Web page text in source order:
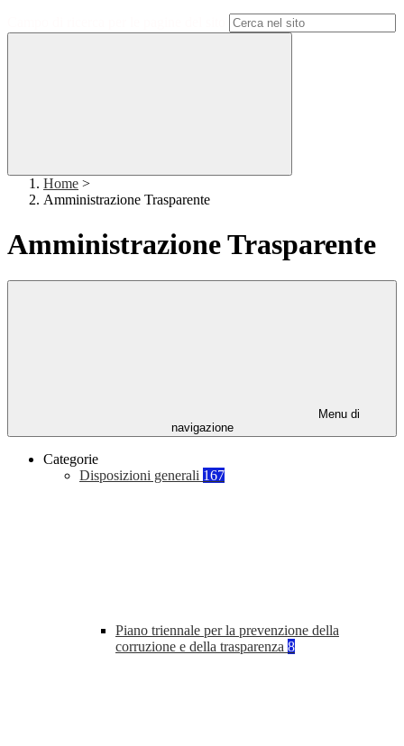
Home >
Amministrazione Trasparente
Amministrazione Trasparente
Menu di
navigazione
Categorie
Disposizioni generali 167
Piano triennale per la prevenzione della
corruzione e della trasparenza 8